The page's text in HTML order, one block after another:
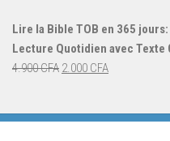
4.900 CFA.
Lire la Bible TOB en 365
Lecture Quotidien avec Texte
4.900CFA Le
était :
2.000 CFALe
est :